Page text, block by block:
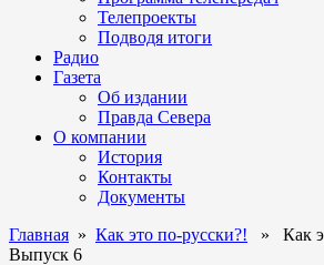
Телепроекты
Подводя итоги
Радио
Газета
Об издании
Правда Севера
О компании
История
Контакты
Документы
Главная » Как это по-русски?! » Как
Выпуск 6